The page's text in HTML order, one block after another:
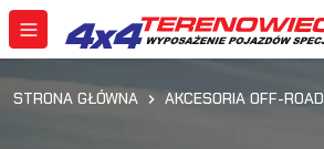
STRONA GŁÓWNA AKCESORIA OFF-ROAD